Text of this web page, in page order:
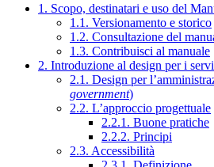
1. Scopo, destinatari e uso del
1.1. Versionamento e storico
1.2. Consultazione del
1.3. Contribuisci al manuale
2. Introduzione al design per i
2.1. Design per
government)
2.2. L’approccio progettuale
2.2.1. Buone pratiche
2.2.2. Principi
2.3. Accessibilità